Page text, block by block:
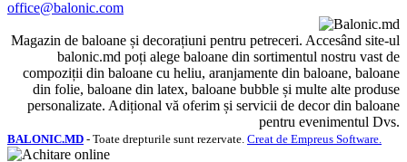
office@balonic.com
Magazin de baloane și decorațiuni pentru petreceri. Accesând site-ul
balonic.md poți alege baloane din sortimentul nostru vast de
compoziții din baloane cu heliu, aranjamente din baloane, baloane
din folie, baloane din latex, baloane bubble și multe alte produse
personalizate. Adițional vă oferim și servicii de decor din baloane
pentru evenimentul Dvs.
BALONIC.MD - Toate drepturile sunt rezervate. Creat de Empreus Software.